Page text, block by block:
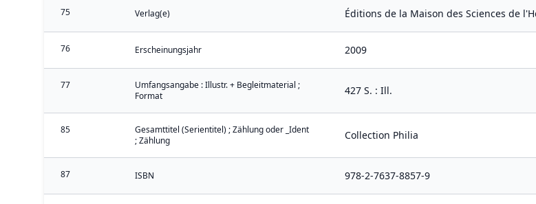
75 Verlag(e) Éditions de la Maison des Sciences de
76 Erscheinungsjahr 2009
77
Umfangsangabe : Illustr. + Begleitmaterial ;
Format
427 S. : Ill.
85
Gesamttitel (Serientitel) ; Zählung oder _Ident
; Zählung
Collection Philia
87 ISBN 978-2-7637-8857-9